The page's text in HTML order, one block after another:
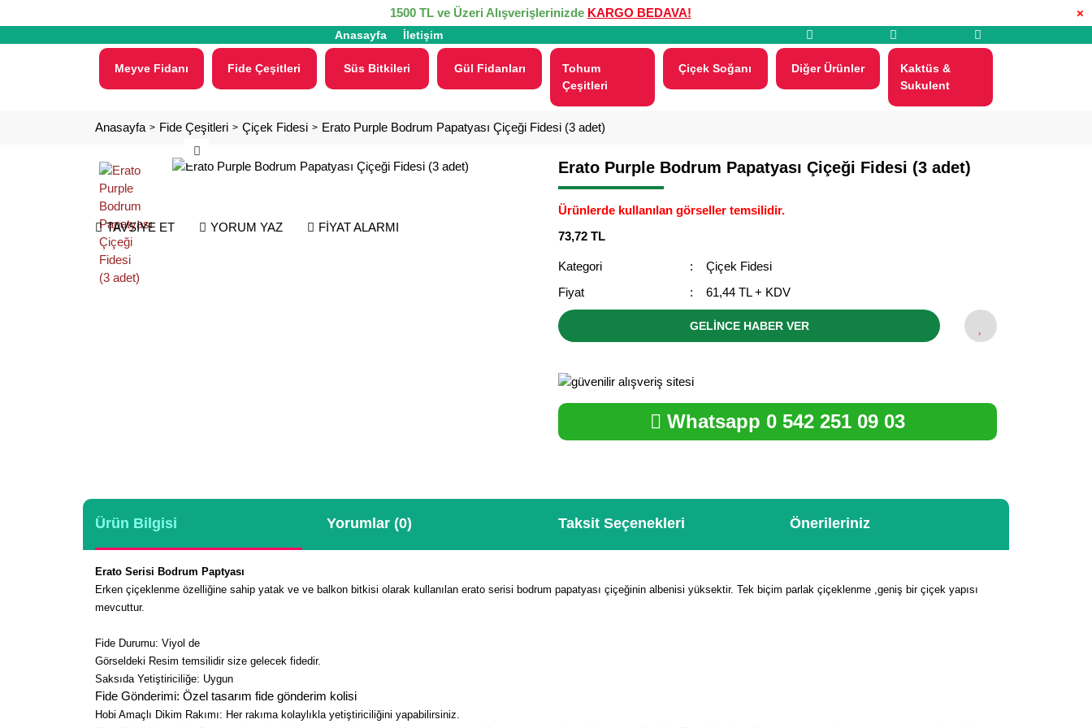
×
1500 TL ve Üzeri Alışverişlerinizde KARGO BEDAVA!
Anasayfa İletişim
Meyve Fidanı Fide Çeşitleri Süs Bitkileri Gül Fidanları
Tohum
Çeşitleri
Çiçek Soğanı Diğer Ürünler
Kaktüs &
Sukulent
Anasayfa Fide Çeşitleri Çiçek Fidesi Erato Purple Bodrum Papatyası Çiçeği Fidesi (3 adet)
TAVSİYE ET YORUM YAZ FİYAT ALARMI
Erato Purple Bodrum Papatyası Çiçeği Fidesi (3 adet)
Ürünlerde kullanılan görseller temsilidir.
73,72 TL
Kategori
Çiçek Fidesi
Fiyat
61,44 TL + KDV
GELİNCE HABER VER
Whatsapp 0 542 251 09 03
Ürün Bilgisi Yorumlar (0) Taksit Seçenekleri Önerileriniz
Erato Serisi Bodrum Paptyası
Erken çiçeklenme özelliğine sahip yatak ve ve balkon bitkisi olarak kullanılan erato serisi bodrum papatyası çiçeğinin albenisi yüksektir. Tek biçim parlak çiçeklenme ,geniş bir çiçek yapısı
mevcuttur.
Fide Durumu: Viyol de
Görseldeki Resim temsilidir size gelecek fidedir.
Saksıda Yetiştiriciliğe: Uygun
Fide Gönderimi: Özel tasarım fide gönderim kolisi
Hobi Amaçlı Dikim Rakımı: Her rakıma kolaylıkla yetiştiriciliğini yapabilirsiniz.